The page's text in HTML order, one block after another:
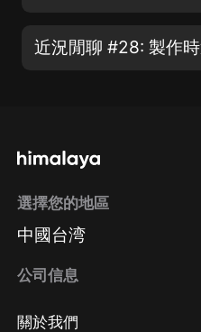
選擇您的地區
中國台湾
公司信息
關於我們